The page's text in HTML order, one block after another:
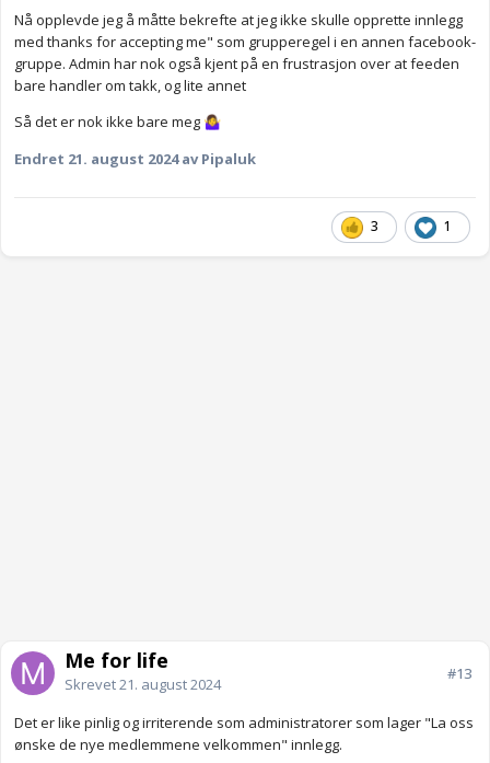
Nå opplevde jeg å måtte bekrefte at jeg ikke skulle opprette innlegg
med thanks for accepting me" som grupperegel i en annen facebook-
gruppe. Admin har nok også kjent på en frustrasjon over at feeden
bare handler om takk, og lite annet
Så det er nok ikke bare meg 🤷‍♀️
Endret 21. august 2024av Pipaluk
3 1
Me for life
Skrevet21. august 2024
#13
Det er like pinlig og irriterende som administratorer som lager "La oss
ønske de nye medlemmene velkommen" innlegg.